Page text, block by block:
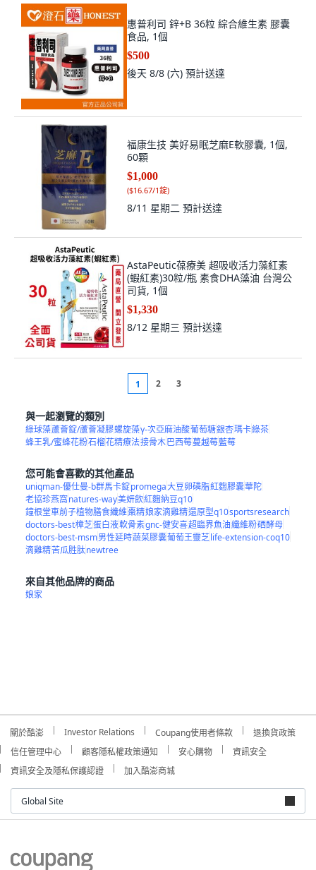
惠普利司 鋅+B 36粒 綜合維生素 膠囊
食品, 1個
$500
後天 8/8 (六) 預計送達
福康生技 美好易眠芝麻E軟膠囊, 1個,
60顆
$1,000
($16.67/1錠)
8/11 星期二 預計送達
AstaPeutic葆療美 超吸收活力藻紅素
(蝦紅素)30粒/瓶 素食DHA藻油 台灣公
司貨, 1個
$1,330
8/12 星期三 預計送達
1 2 3
與一起瀏覽的類別
綠球藻蘆薈錠/蘆薈凝膠螺旋藻γ-次亞麻油酸葡萄糖銀杏瑪卡綠茶
蜂王乳/蜜蜂花粉石榴花精療法接骨木巴西莓蔓越莓藍莓
您可能會喜歡的其他產品
uniqman-優仕曼-b群馬卡錠promega大豆卵磷脂紅麴膠囊華陀
老協珍燕窩natures-way美妍飲紅麴納豆q10
鐘根堂車前子植物膳食纖維棗精娘家滴雞精還原型q10sportsresearch
doctors-best樟芝蛋白液軟骨素gnc-健安喜超臨界魚油纖維粉硒酵母
doctors-best-msm男性延時蔬菜膠囊葡萄王靈芝life-extension-coq10
滴雞精苦瓜胜肽newtree
來自其他品牌的商品
娘家
關於酷澎 Investor Relations Coupang使用者條款
退換貨政策
信任管理中心
顧客隱私權政策通知 安心購物
資訊安全
資訊安全及隱私保護認證
加入酷澎商城
Global Site